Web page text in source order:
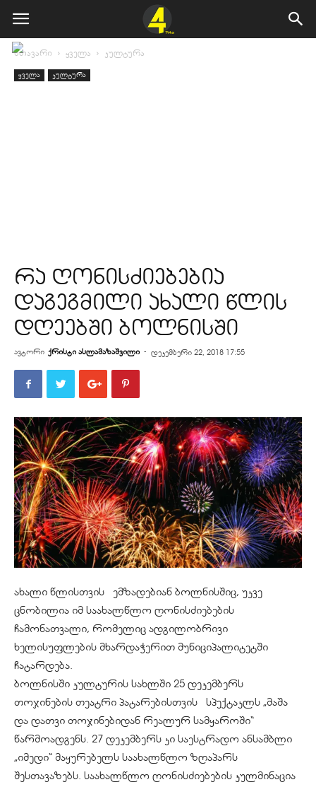
მთავარი ყველა კულტურა
ყველა კულტურა
რა ღონისძიებებია
დაგეგმილი ახალი წლის
დღეებში ბოლნისში
ავტორი ქრისტი ასლამაზაშვილი - დეკემბერი 22, 2018 17:55
ახალი წლისთვის ემზადებიან ბოლნისშიც, უკვე
ცნობილია იმ საახალწლო ღონისძიებების
ჩამონათვალი, რომელიც ადგილობრივი
ხელისუფლების მხარდაჭერით მუნიციპალიტეტში
ჩატარდება.
ბოლნისში კულტურის სახლში 25 დეკემბერს
თოჯინების თეატრი პატარებისთვის სპექტაკლს „მაშა
და დათვი თოჯინებიდან რეალურ სამყაროში“
წარმოადგენს. 27 დეკემბერს კი საესტრადო ანსამბლი
„იმედი“ მაყურებელს საახალწლო ზღაპარს
შესთავაზებს. საახალწლო ღონისძიებების კულმინაცია